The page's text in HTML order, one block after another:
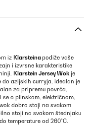
iz Klarsteinapodiže vaše
i izvrsne karakteristike
Klarstein Jersey Wokje
do azijskih curryja, idealan je
za pripremu povrća,
o plinskom, električnom,
dobro stoji na svakom
stoji na svakom štednjaku
temperature od 260°C.